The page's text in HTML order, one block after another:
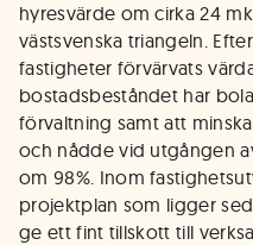
hyresvärde om cirka 24
västsvenska triangeln.
fastigheter förvärvats
bostadsbeståndet har
förvaltning samt att
och nådde vid utgången
om 98%. Inom
projektplan som ligger
ge ett fint tillskott till